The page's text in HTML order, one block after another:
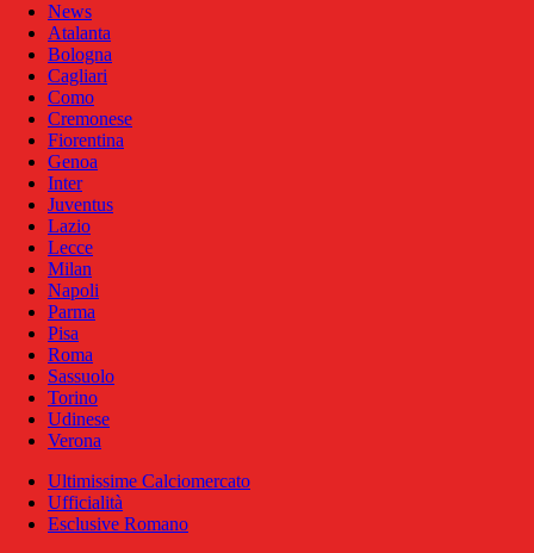
News
Atalanta
Bologna
Cagliari
Como
Cremonese
Fiorentina
Genoa
Inter
Juventus
Lazio
Lecce
Milan
Napoli
Parma
Pisa
Roma
Sassuolo
Torino
Udinese
Verona
Ultimissime Calciomercato
Ufficialità
Esclusive Romano